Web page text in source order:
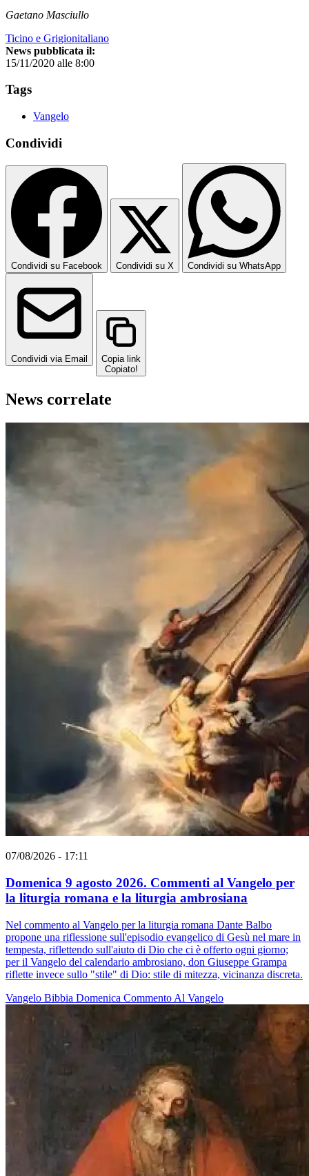
Gaetano Masciullo
Ticino e Grigionitaliano
News pubblicata il:
15/11/2020 alle 8:00
Tags
Vangelo
Condividi
Condividi su Facebook Condividi su X Condividi su WhatsApp
Condividi via Email
Copia link
Copiato!
News correlate
07/08/2026 - 17:11
Domenica 9 agosto 2026. Commenti al Vangelo per
la liturgia romana e la liturgia ambrosiana
Nel commento al Vangelo per la liturgia romana Dante Balbo
propone una riflessione sull'episodio evangelico di Gesù nel mare in
tempesta, riflettendo sull'aiuto di Dio che ci è offerto ogni giorno;
per il Vangelo del calendario ambrosiano, don Giuseppe Grampa
riflette invece sullo "stile" di Dio: stile di mitezza, vicinanza discreta.
Vangelo Bibbia Domenica Commento Al Vangelo